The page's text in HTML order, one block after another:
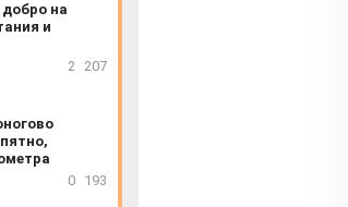
на
и
2 207
0 193